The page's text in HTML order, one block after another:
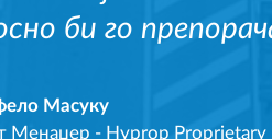
би го
Масуку
Менаџер - Hyprop Proprietary